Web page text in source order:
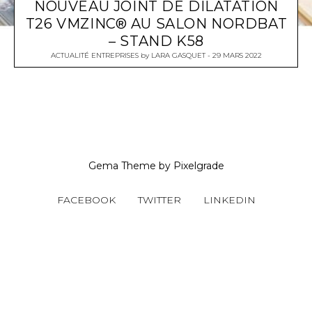
NOUVEAU JOINT DE DILATATION
T26 VMZINC® AU SALON NORDBAT
– STAND K58
ACTUALITÉ ENTREPRISES by LARA GASQUET 29 MARS 2022
Gema Theme by Pixelgrade
FACEBOOK TWITTER LINKEDIN